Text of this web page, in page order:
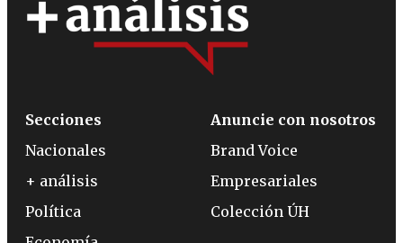
Secciones
Nacionales
+ análisis
Política
Anuncie con nosotros
Brand Voice
Empresariales
Colección ÚH